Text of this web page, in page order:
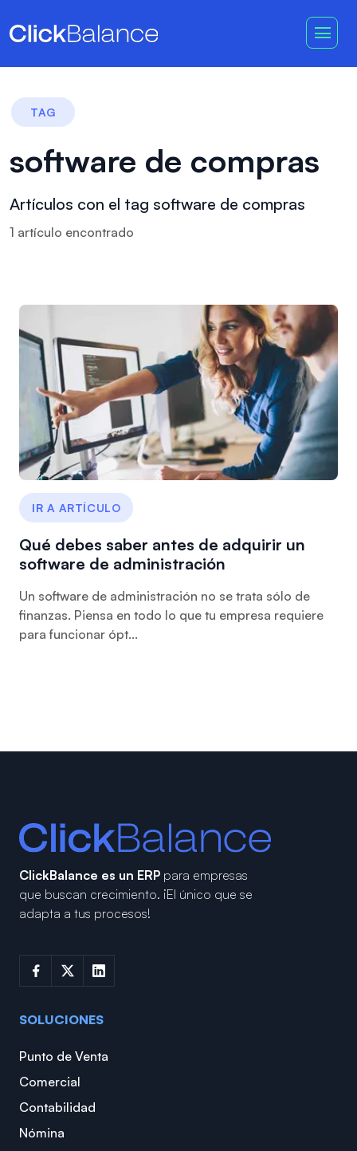
TAG
software de compras
Artículos con el tag software de compras
1 artículo encontrado
IR A ARTÍCULO
Qué debes saber antes de adquirir un
software de administración
Un software de administración no se trata sólo de
finanzas. Piensa en todo lo que tu empresa requiere
para funcionar ópt...
ClickBalance es un ERP para empresas
que buscan crecimiento. ¡El único que se
adapta a tus procesos!
SOLUCIONES
Punto de Venta
Comercial
Contabilidad
Nómina